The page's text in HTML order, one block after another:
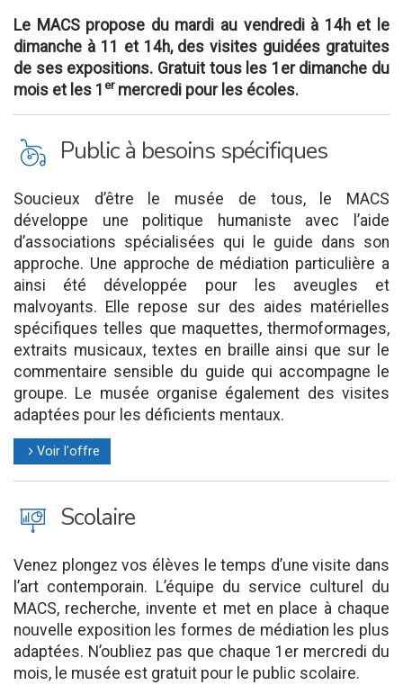
Le MACS propose du mardi au vendredi à 14h et le
dimanche à 11 et 14h, des visites guidées gratuites
de ses expositions. Gratuit tous les 1er dimanche du
mois et les 1 er mercredi pour les écoles.
L Public à besoins spécifiques
Soucieux d’être le musée de tous, le MACS
développe une politique humaniste avec l’aide
d’associations spécialisées qui le guide dans son
approche. Une approche de médiation particulière a
ainsi été développée pour les aveugles et
malvoyants. Elle repose sur des aides matérielles
spécifiques telles que maquettes, thermoformages,
extraits musicaux, textes en braille ainsi que sur le
commentaire sensible du guide qui accompagne le
groupe. Le musée organise également des visites
adaptées pour les déficients mentaux.
l Voir l'offre
J Scolaire
Venez plongez vos élèves le temps d’une visite dans
l’art contemporain. L’équipe du service culturel du
MACS, recherche, invente et met en place à chaque
nouvelle exposition les formes de médiation les plus
adaptées. N’oubliez pas que chaque 1er mercredi du
mois, le musée est gratuit pour le public scolaire.